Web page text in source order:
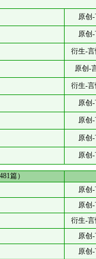
原创
原创
衍生-
原创-
衍生-
原创
原创
原创
原创
篇）
原创
原创
衍生-
原创
原创